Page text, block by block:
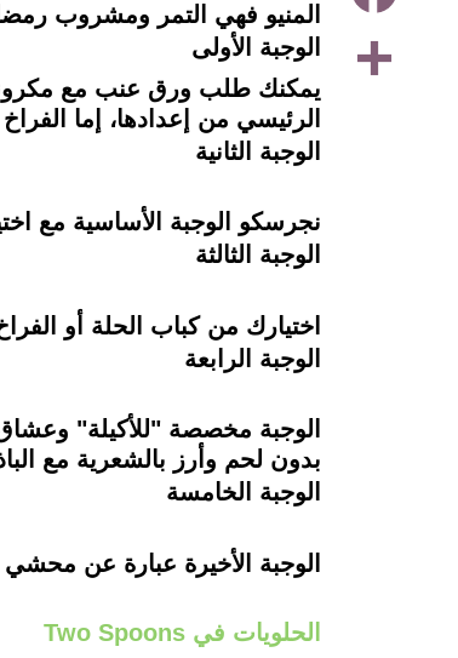
Share
المنيو فهي التمر ومشروب
الوجبة الأولى
الرئيسي من إعدادها، إما
الوجبة الثانية
نجرسكو الوجبة الأساسية مع
الوجبة الثالثة
اختيارك من كباب الحلة أو
الوجبة الرابعة
الوجبة مخصصة "للأكيلة"
بدون لحم وأرز بالشعرية مع
الوجبة الخامسة
الوجبة الأخيرة عبارة عن
الحلويات في Two Spoons